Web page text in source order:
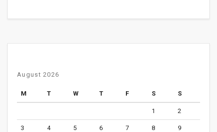
August 2026
M T W T F S S
1 2
3 4 5 6 7 8 9